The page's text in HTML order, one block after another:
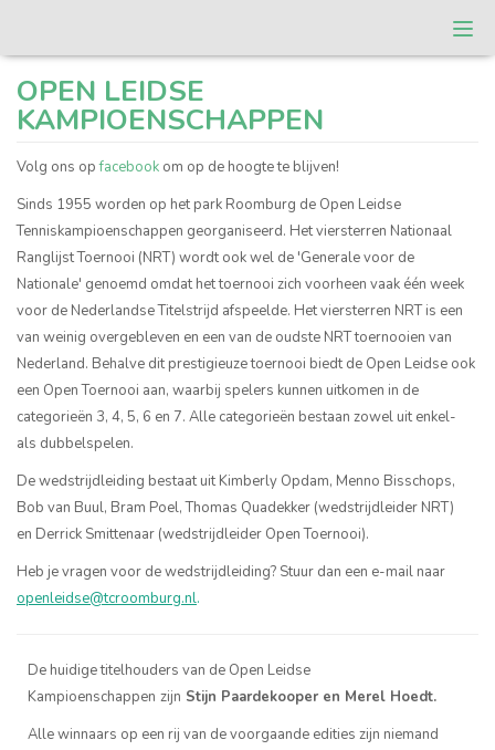
T.C. Roomburg
OPEN LEIDSE
KAMPIOENSCHAPPEN
Volg ons opfacebook om op de hoogte te blijven!
Sinds 1955 worden op het park Roomburg de Open Leidse
Tenniskampioenschappen georganiseerd. Het viersterren Nationaal
Ranglijst Toernooi (NRT) wordt ook wel de 'Generale voor de
Nationale' genoemd omdat het toernooi zich voorheen vaak één week
voor de Nederlandse Titelstrijd afspeelde. Het viersterren NRT is een
van weinig overgebleven en een van de oudste NRT toernooien van
Nederland. Behalve dit prestigieuze toernooi biedt de Open Leidse ook
een Open Toernooi aan, waarbij spelers kunnen uitkomen in de
categorieën 3, 4, 5, 6 en 7. Alle categorieën bestaan zowel uit enkel-
als dubbelspelen.
De wedstrijdleiding bestaat uit Kimberly Opdam, Menno Bisschops,
Bob van Buul, Bram Poel, Thomas Quadekker (wedstrijdleider NRT)
en Derrick Smittenaar (wedstrijdleider Open Toernooi).
Heb je vragen voor de wedstrijdleiding? Stuur dan een e-mail naar
openleidse@tcroomburg.nl.
De huidige titelhouders van de Open Leidse
Kampioenschappen zijn Stijn Paardekooper en Merel Hoedt.
Alle winnaars op een rij van de voorgaande edities zijn niemand